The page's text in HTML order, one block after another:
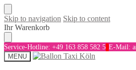
Skip to navigation Skip to content
Ihr Warenkorb
Service-Hotline: +49 163 858 582 5 E-Mail:
MENU